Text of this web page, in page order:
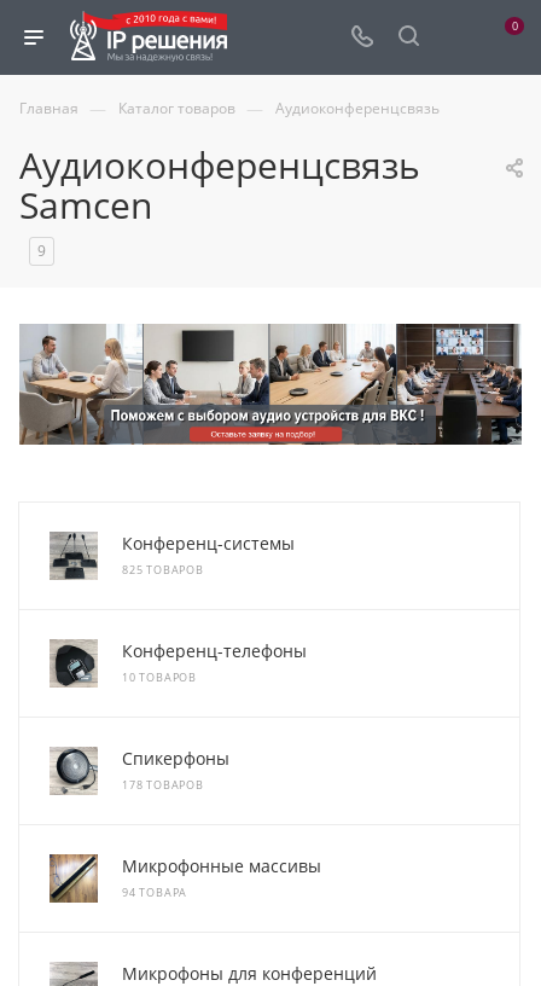
0
Главная — Каталог товаров — Аудиоконференцсвязь
Аудиоконференцсвязь
Samcen
9
Конференц-системы
825 ТОВАРОВ
Конференц-телефоны
10 ТОВАРОВ
Спикерфоны
178 ТОВАРОВ
Микрофонные массивы
94 ТОВАРА
Микрофоны для конференций